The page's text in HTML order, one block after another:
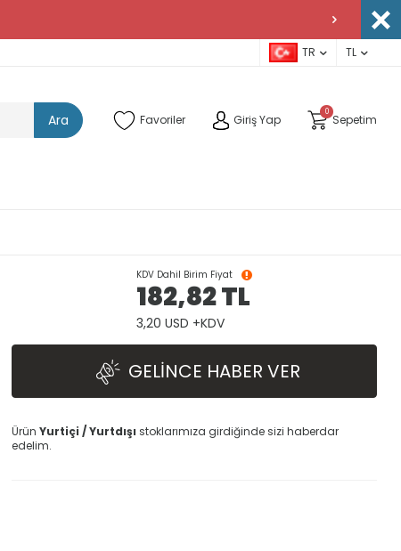
TR TL
Ara Favoriler Giriş Yap
0
Sepetim
KDV Dahil Birim Fiyat
182,82TL
3,20 USD +KDV
GELINCE HABER VER
Ürün Yurtiçi / Yurtdışı stoklarımıza girdiğinde sizi haberdar
edelim.